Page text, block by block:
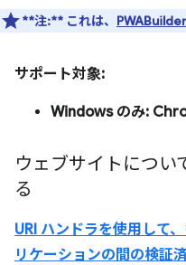
**注:** これは、 PWABuilder
サポート対象:
Windows のみ:
ウェブサイトについ
る
URI ハンドラを使用して
リケーションの間の検証